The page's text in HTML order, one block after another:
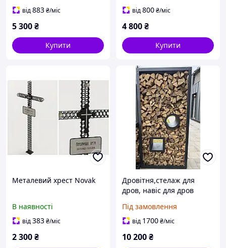
від883₴/міс
5 300₴
Купити
від800₴/міс
4 800₴
Купити
Металевий хрест Novak
В наявності
від383₴/міс
2 300₴
Дровітня,стелаж для
дров, навіс для дров
Під замовлення
від 1700₴/міс
10 200₴